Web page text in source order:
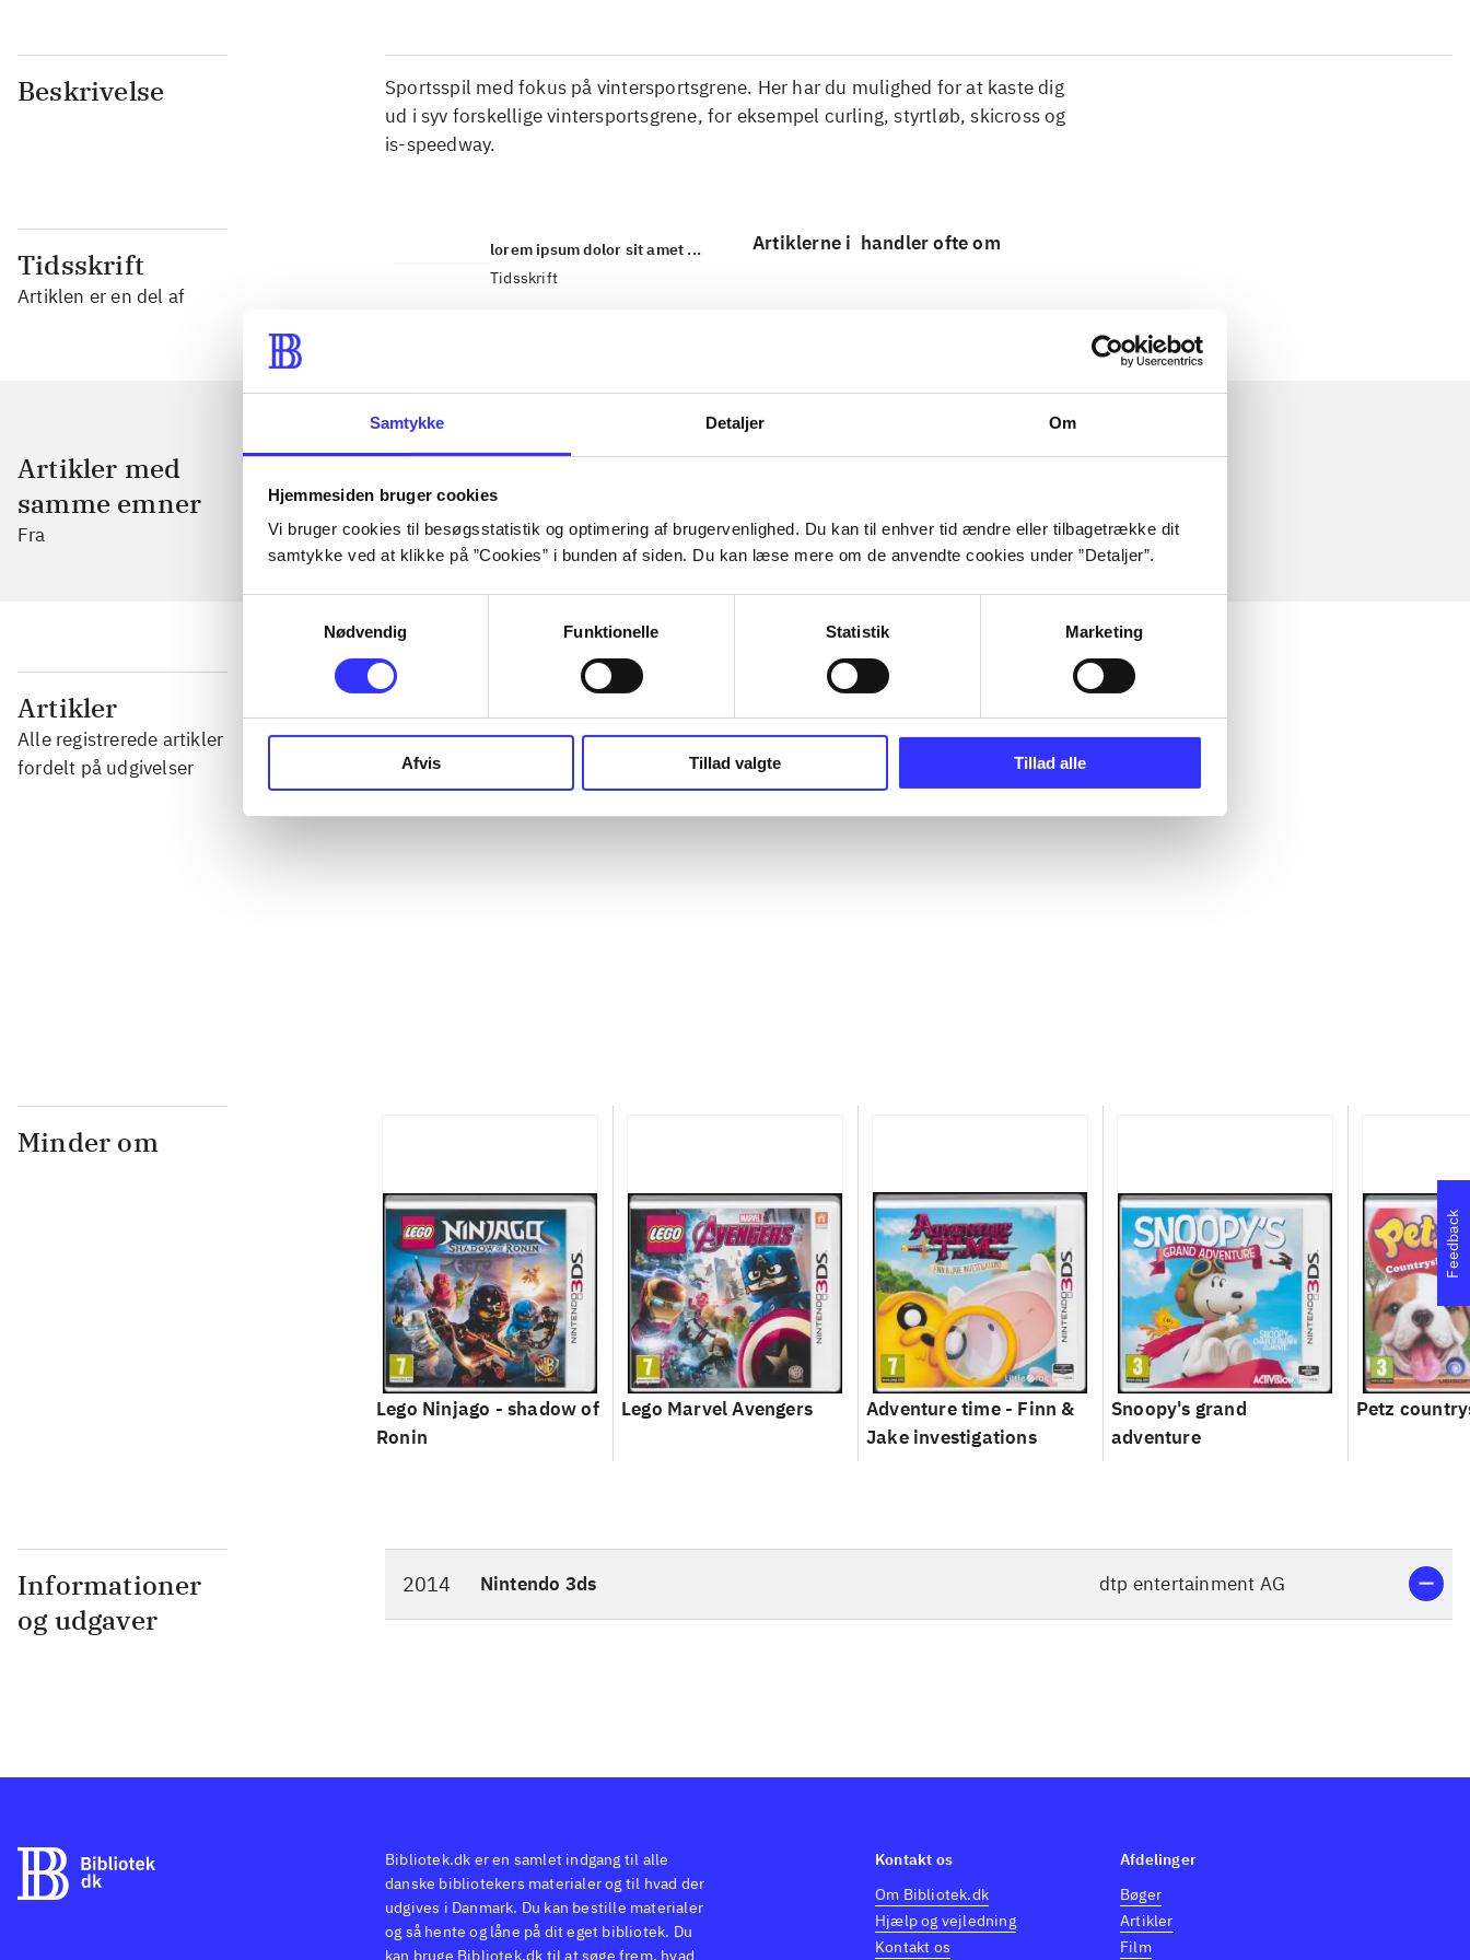
Samtykke Detaljer Om
Hjemmesiden bruger cookies
Vi bruger cookies til besøgsstatistik og optimering af brugervenlighed. Du kan til enhver tid ændre eller tilbagetrække dit
samtykke ved at klikke på ”Cookies” i bunden af siden. Du kan læse mere om de anvendte cookies under ”Detaljer”.
Nødvendig
Funktionelle Statistik Marketing
Afvis Tillad valgte Tillad alle
Beskrivelse
Sportsspil med fokus på vintersportsgrene. Her har du mulighed for at kaste dig
ud i syv forskellige vintersportsgrene, for eksempel curling, styrtløb, skicross og
is-speedway.
Tidsskrift
Artiklen er en del af
lorem ipsum dolor sit amet ...
Tidsskrift
Artiklerne i handler ofte om
Artikler med
samme emner
Fra
Artikler
Alle registrerede artikler
fordelt på udgivelser
...
Minder om
Lego Ninjago - shadow of
Ronin
Lego Marvel Avengers
Adventure time - Finn &
Jake investigations
Snoopy's grand
adventure
Petz
Informationer
og udgaver
2014 Nintendo 3ds dtp entertainment AG
Feedback
Bibliotek.dk er en samlet indgang til alle
danske bibliotekers materialer og til hvad der
udgives i Danmark. Du kan bestille materialer
og så hente og låne på dit eget bibliotek. Du
kan bruge Bibliotek.dk til at søge frem, hvad
Kontakt os
Om Bibliotek.dk
Hjælp og vejledning
Kontakt os
Afdelinger
Bøger
Artikler
Film